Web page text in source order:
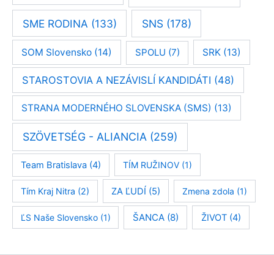
SME RODINA (133) SNS (178)
SOM Slovensko (14) SPOLU (7) SRK (13)
STAROSTOVIA A NEZÁVISLÍ KANDIDÁTI (48)
STRANA MODERNÉHO SLOVENSKA (SMS) (13)
SZÖVETSÉG - ALIANCIA (259)
Team Bratislava (4) TÍM RUŽINOV (1)
Tím Kraj Nitra (2) ZA ĽUDÍ (5) Zmena zdola (1)
ĽS Naše Slovensko(1) ŠANCA(8) ŽIVOT(4)